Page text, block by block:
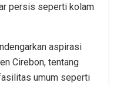
persis seperti kolam
aspirasi
Cirebon, tentang
umum seperti